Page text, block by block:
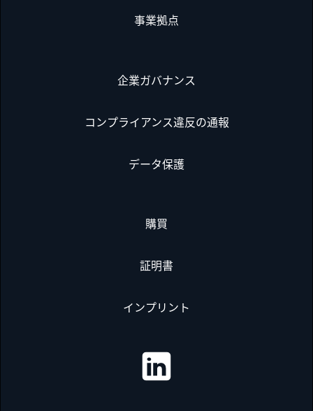
事業拠点
企業ガバナンス
コンプライアンス違反の通報
データ保護
購買
証明書
インプリント